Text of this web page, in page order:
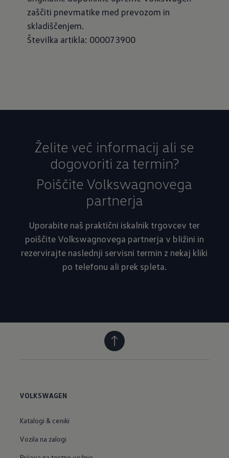
zaščiti pnevmatike med prevozom in
skladiščenjem.
Številka artikla: 000073900
Želite več informacij ali se
dogovoriti za termin?
Poiščite Volkswagnovega
partnerja
Uporabite naš praktični iskalnik trgovcev ter
poiščite Volkswagnovega partnerja v bližini in
rezervirajte naslednji servisni termin z nekaj kliki
po telefonu ali prek spleta.
VOLKSWAGEN
Katalogi & ceniki
Vozila na zalogi